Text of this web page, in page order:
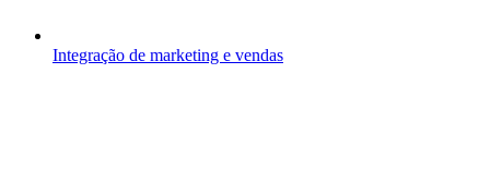
Integração de marketing e vendas